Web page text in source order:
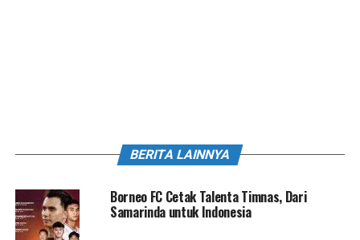
BERITA LAINNYA
Borneo FC Cetak Talenta Timnas, Dari
Samarinda untuk Indonesia